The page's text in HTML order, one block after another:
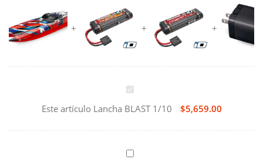
Lancha
Este artículo Lancha BLAST 1/10 $5,659.00
Batería